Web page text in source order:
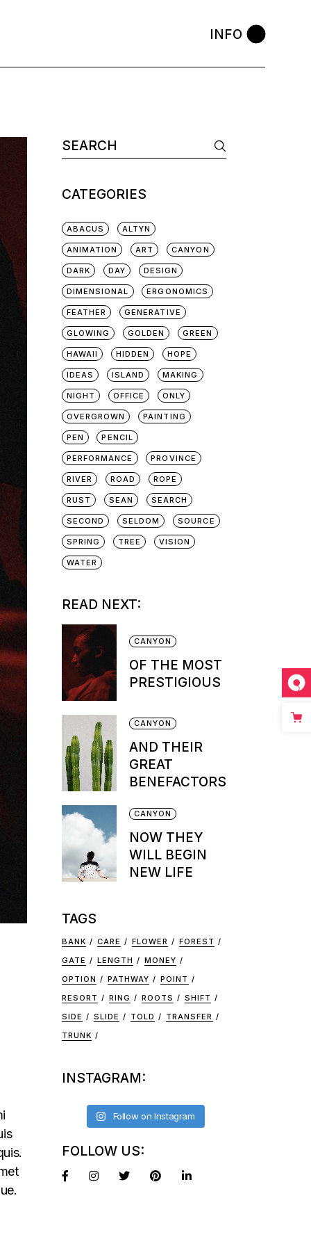
INFO
CATEGORIES
ABACUS ALTYN
ANIMATION ART CANYON
DARK DAY DESIGN
DIMENSIONAL ERGONOMICS
FEATHER GENERATIVE
GLOWING GOLDEN GREEN
HAWAII HIDDEN HOPE
IDEAS ISLAND MAKING
NIGHT OFFICE ONLY
OVERGROWN PAINTING
PEN PENCIL
PERFORMANCE PROVINCE
RIVER ROAD ROPE
RUST SEAN SEARCH
SECOND SELDOM SOURCE
SPRING TREE VISION
WATER
READ NEXT:
CANYON
OF THE MOST
PRESTIGIOUS
CANYON
AND THEIR
GREAT
BENEFACTORS
CANYON
NOW THEY
WILL BEGIN
NEW LIFE
TAGS
BANK CARE FLOWER
FOREST
GATE
LENGTH
MONEY
OPTION
PATHWAY
POINT
RESORT
RING ROOTS
SHIFT
SIDE
SLIDE TOLD
TRANSFER
TRUNK
INSTAGRAM:
Follow on Instagram
FOLLOW US: